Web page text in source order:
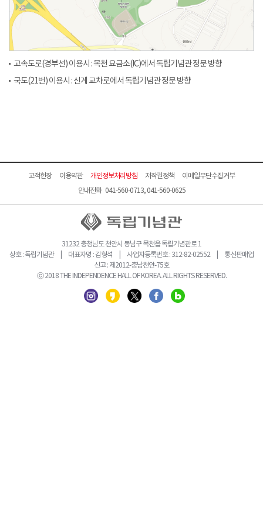
고속도로(경부선) 이용시 : 목천 요금소(IC)에서 독립기념관 정문 방향
국도(21번) 이용시 : 신계 교차로에서 독립기념관 정문 방향
고객헌장 이용약관 개인정보처리방침 저작권정책
이메일무단수집거부
안내전화 041-560-0713, 041-560-0625
31232 충청남도 천안시 동남구 목천읍 독립기념관로 1
상호 : 독립기념관 | 대표자명 : 김형석 | 사업자등록번호 : 312-82-02552 | 통신판매업
신고 : 제2012-충남천안-75호
ⓒ 2018 THE INDEPENDENCE HALL OF KOREA. ALL RIGHTS RESERVED.